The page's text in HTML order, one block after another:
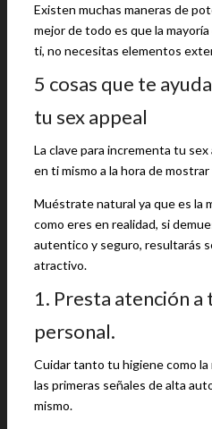
Existen muchas maneras de
mejor de todo es que la
ti, no necesitas elementos
5 cosas que te
tu sex appeal
La clave para incrementa tu
en ti mismo a la hora de
Muéstrate natural ya que es la
como eres en realidad, si
autentico y seguro, resultarás
atractivo.
1. Presta atención a
personal.
Cuidar tanto tu higiene como
las primeras señales de alta
mismo.